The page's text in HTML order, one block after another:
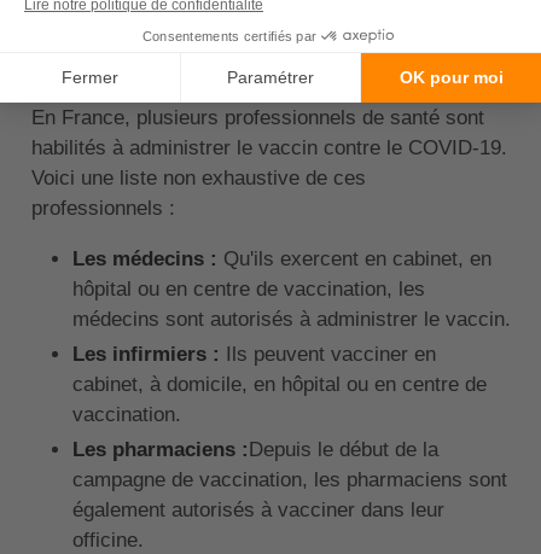
Qui peut vacciner contre le
COVID ?
En France, plusieurs professionnels de santé sont
habilités à administrer le vaccin contre le COVID-19.
Voici une liste non exhaustive de ces
professionnels :
Les médecins : Qu'ils exercent en cabinet, en
hôpital ou en centre de vaccination, les
médecins sont autorisés à administrer le vaccin.
Les infirmiers : Ils peuvent vacciner en
cabinet, à domicile, en hôpital ou en centre de
vaccination.
Les pharmaciens : Depuis le début de la
campagne de vaccination, les pharmaciens sont
également autorisés à vacciner dans leur
officine.